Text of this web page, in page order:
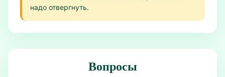
надо отвергнуть.
Вопросы